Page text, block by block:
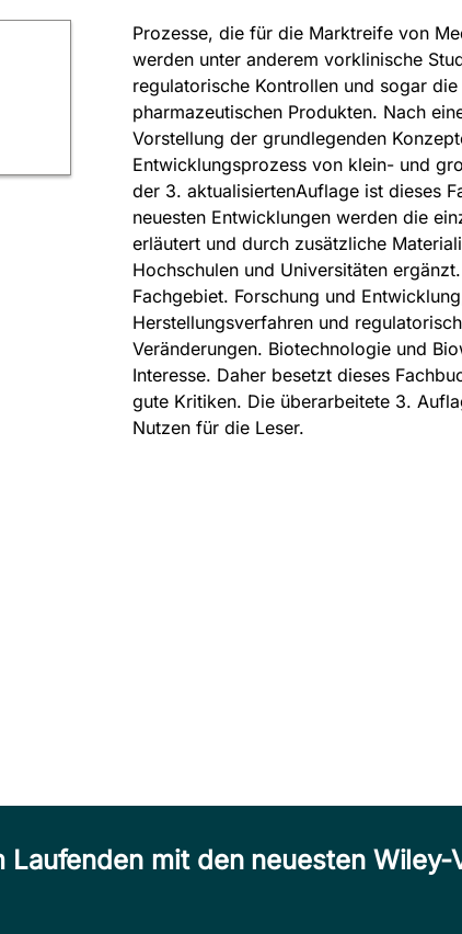
Prozesse, die für die Marktreife von
werden unter anderem vorklinische
regulatorische Kontrollen und sogar
pharmazeutischen Produkten. Nach
Vorstellung der grundlegenden
Entwicklungsprozess von klein- und
der 3. aktualisiertenAuflage ist dieses
neuesten Entwicklungen werden die
erläutert und durch zusätzliche
Hochschulen und Universitäten
Fachgebiet. Forschung und
Herstellungsverfahren und
Veränderungen. Biotechnologie und
Interesse. Daher besetzt dieses
gute Kritiken. Die überarbeitete 3.
Nutzen für die Leser.
Laufenden mit den neuesten Wiley-